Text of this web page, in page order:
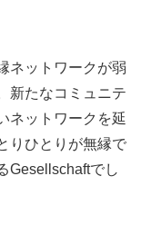
ネットワークが弱
新たなコミュニテ
ネットワークを延
りひとりが無縁で
Gesellschaftでし